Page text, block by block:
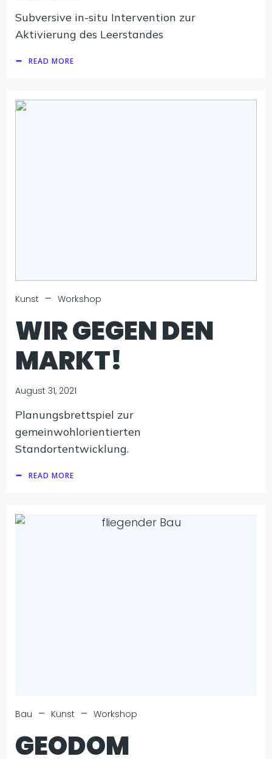
Subversive in-situ Intervention zur
Aktivierung des Leerstandes
READ MORE
Kunst – Workshop
WIR GEGEN DEN
MARKT!
August 31, 2021
Planungsbrettspiel zur
gemeinwohlorientierten
Standortentwicklung.
READ MORE
Bau – Kunst – Workshop
GEODOM